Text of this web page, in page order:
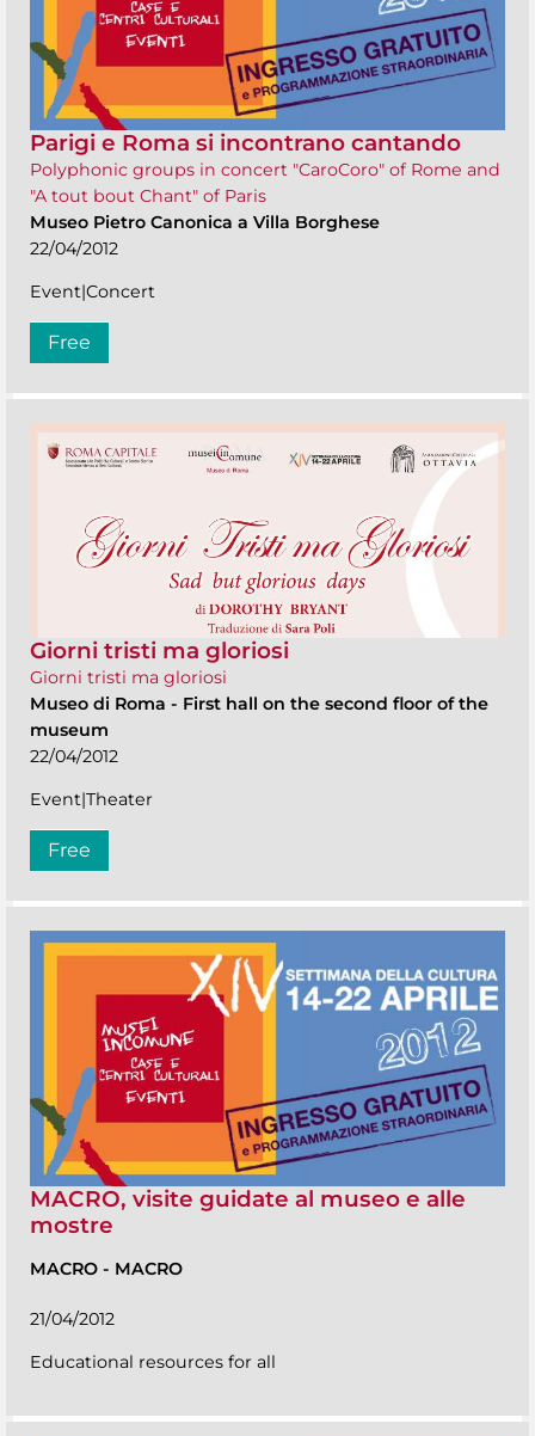
Parigi e Roma si incontrano cantando
Polyphonic groups in concert "CaroCoro" of Rome and
"A tout bout Chant" of Paris
Museo Pietro Canonica a Villa Borghese
22/04/2012
Event|Concert
Free
Giorni tristi ma gloriosi
Giorni tristi ma gloriosi
Museo di Roma - First hall on the second floor of the
museum
22/04/2012
Event|Theater
Free
MACRO, visite guidate al museo e alle
mostre
MACRO - MACRO
21/04/2012
Educational resources for all